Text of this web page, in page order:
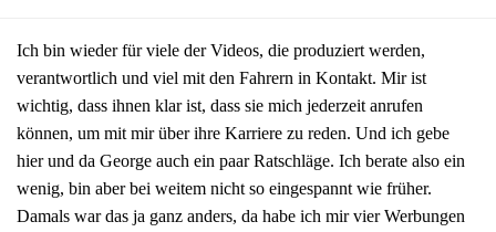
Ich bin wieder für viele der Videos, die produziert werden,
verantwortlich und viel mit den Fahrern in Kontakt. Mir ist
wichtig, dass ihnen klar ist, dass sie mich jederzeit anrufen
können, um mit mir über ihre Karriere zu reden. Und ich gebe
hier und da George auch ein paar Ratschläge. Ich berate also ein
wenig, bin aber bei weitem nicht so eingespannt wie früher.
Damals war das ja ganz anders, da habe ich mir vier Werbungen